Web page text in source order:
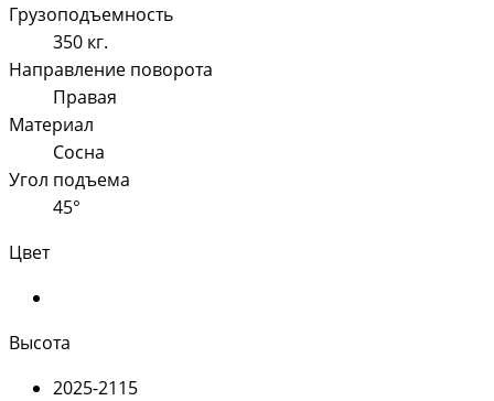
Грузоподъемность
350 кг.
Направление поворота
Правая
Материал
Сосна
Угол подъема
45°
Цвет
Высота
2025-2115